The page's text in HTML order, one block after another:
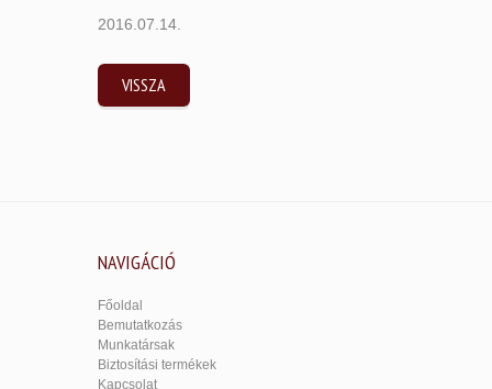
2016.07.14.
VISSZA
NAVIGÁCIÓ
Főoldal
Bemutatkozás
Munkatársak
Biztosítási termékek
Kapcsolat